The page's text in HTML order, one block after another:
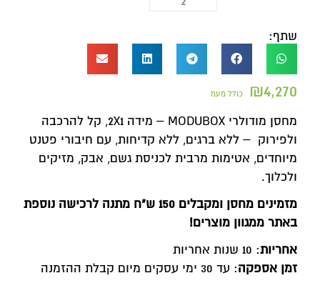
שתף:
₪4,270 כולל מעמ
מחסן מודולרי MODUBOX – מידה 2X1, קל להרכבה
ולפירוק – ללא ברגים, ללא קדיחות, עם חיבורי פטנט
מיוחדים, אטימות מרבית לכניסת גשם, אבק, מזיקים
ולכלוך.
מזמינים מחסן ומקבלים 150 ש"ח מתנה לרכישה נוספת
באתר ממגוון מוצרים!
אחריות: 10 שנות אחריות
זמן אספקה: עד 30 ימי עסקים מיום קבלת ההזמנה